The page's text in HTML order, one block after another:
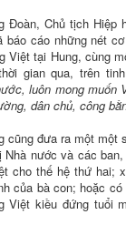
Đoàn, Chủ tịch Hiệp
báo cáo những nét
Việt tại Hung, cùng
gian qua, trên
luôn mong muốn
dân chủ, công
cũng đưa ra một một
nước và các
cho thế hệ thứ hai;
của bà con; hoặc
Việt kiều đứng tuổi